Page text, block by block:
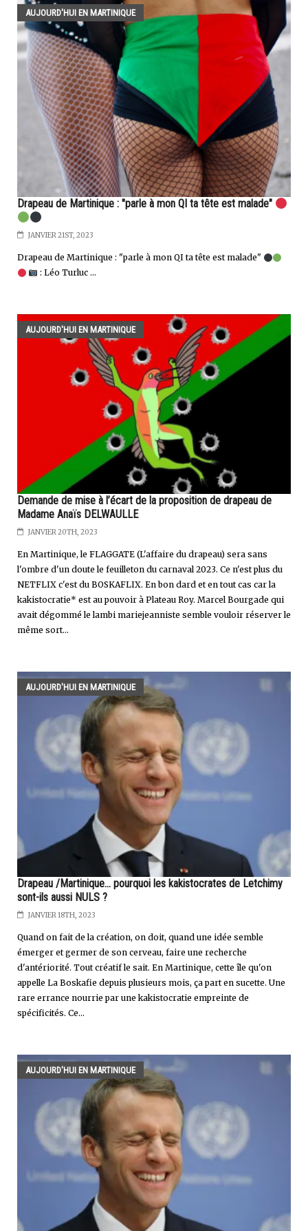
AUJOURD'HUI EN MARTINIQUE
Drapeau de Martinique : "parle à mon QI ta tête est malade"
JANVIER 21ST, 2023
Drapeau de Martinique : "parle à mon QI ta tête est malade"
: Léo Turluc ...
AUJOURD'HUI EN MARTINIQUE
Demande de mise à l’écart de la proposition de drapeau de
Madame Anaïs DELWAULLE
JANVIER 20TH, 2023
En Martinique, le FLAGGATE (L'affaire du drapeau) sera sans
l'ombre d'un doute le feuilleton du carnaval 2023. Ce n'est plus du
NETFLIX c'est du BOSKAFLIX. En bon dard et en tout cas car la
kakistocratie* est au pouvoir à Plateau Roy. Marcel Bourgade qui
avait dégommé le lambi mariejeanniste semble vouloir réserver le
même sort...
AUJOURD'HUI EN MARTINIQUE
Drapeau /Martinique... pourquoi les kakistocrates de Letchimy
sont-ils aussi NULS ?
JANVIER 18TH, 2023
Quand on fait de la création, on doit, quand une idée semble
émerger et germer de son cerveau, faire une recherche
d'antériorité. Tout créatif le sait. En Martinique, cette île qu'on
appelle La Boskafie depuis plusieurs mois, ça part en sucette. Une
rare errance nourrie par une kakistocratie empreinte de
spécificités. Ce...
AUJOURD'HUI EN MARTINIQUE